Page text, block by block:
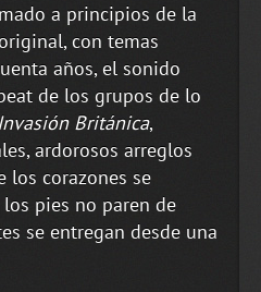
a principios de la
con temas
años, el sonido
de los grupos de lo
Británica,
ardorosos arreglos
los corazones se
pies no paren de
se entregan desde una